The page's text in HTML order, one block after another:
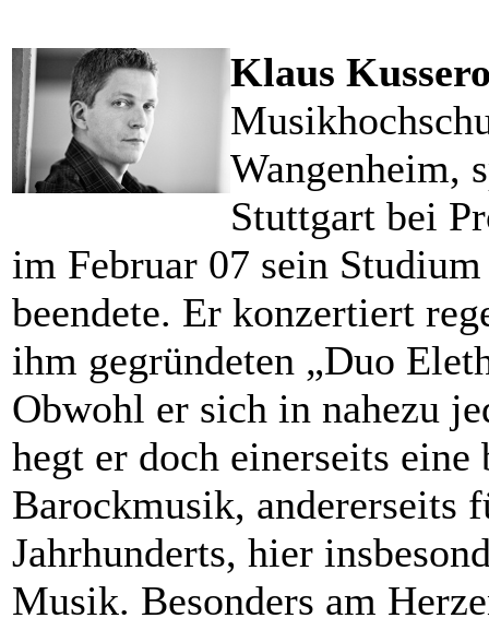
Klaus
Wangenheim,
Stuttgart bei
im Februar 07 sein
beendete. Er konzertiert
ihm gegründeten „Duo
Obwohl er sich in nahezu
hegt er doch einerseits
Barockmusik, andererseits
Jahrhunderts, hier
Musik. Besonders am